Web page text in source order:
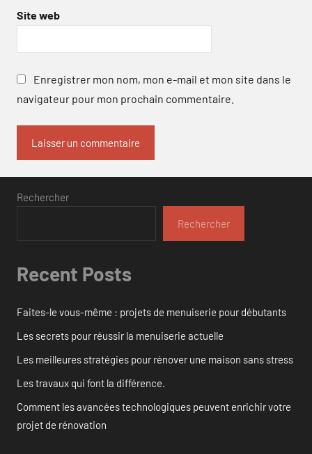
Site web
Enregistrer mon nom, mon e-mail et mon site dans le
navigateur pour mon prochain commentaire.
Rechercher
Rechercher
Recent Posts
Faites-le vous-même : projets de menuiserie pour débutants
Les secrets pour réussir la menuiserie actuelle
Les meilleures stratégies pour rénover une maison sans stress
Les travaux qui font la différence.
Comment les avancées technologiques peuvent enrichir votre
projet de rénovation